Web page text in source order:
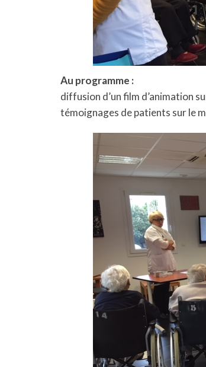
Au programme :
diffusion d’un film d’animation
témoignages de patients sur le